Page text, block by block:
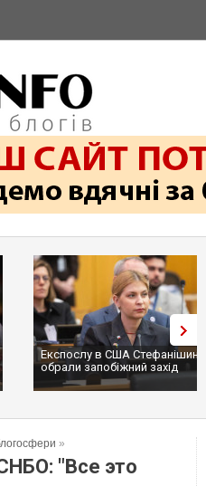
Експослу в США
обрали запобіжний захід
»
"Все это